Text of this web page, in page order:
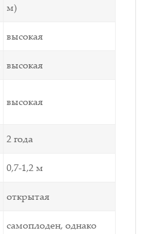
м)
высокая
высокая
высокая
2 года
0,7-1,2 м
открытая
самоплоден, однако